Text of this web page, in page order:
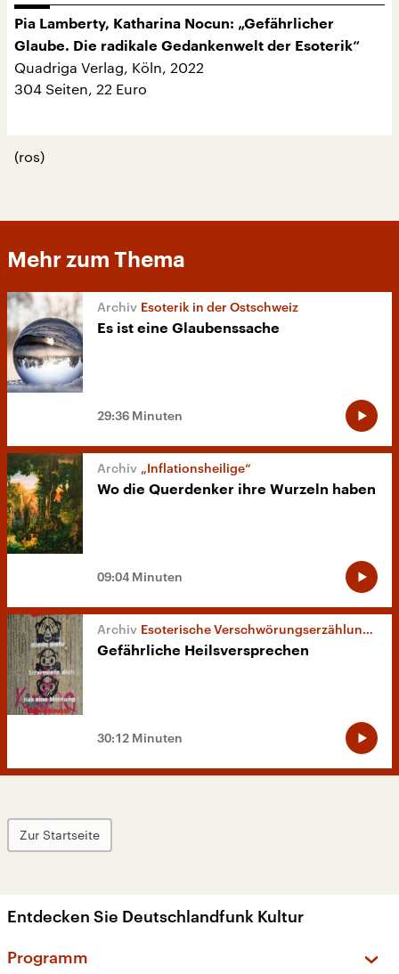
Pia Lamberty, Katharina Nocun: „Gefährlicher
Glaube. Die radikale Gedankenwelt der Esoterik“
Quadriga Verlag, Köln, 2022
304 Seiten, 22 Euro
(ros)
Mehr zum Thema
Esoterik in der Ostschweiz
Es ist eine Glaubenssache
29:36 Minuten
„Inflationsheilige“
Wo die Querdenker ihre Wurzeln haben
09:04 Minuten
Esoterische Verschwörungserzählungen
Gefährliche Heilsversprechen
30:12 Minuten
Zur Startseite
Entdecken Sie Deutschlandfunk Kultur
Programm